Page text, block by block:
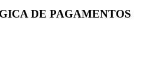
DE PAGAMENTOS